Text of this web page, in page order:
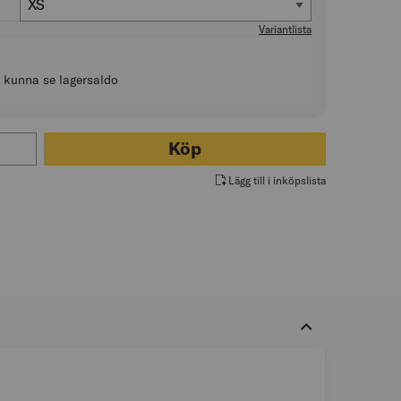
XS
Variantlista
se lagersaldo
Köp
Lägg till i inköpslista